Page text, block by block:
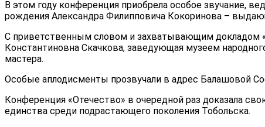
В этом году конференция приобрела особое звучание,
рождения Александра Филипповича Кокоринова –
С приветственным словом и захватывающим докладом
Константиновна Скачкова, заведующая музеем
мастера.
Особые аплодисменты прозвучали в адрес Балашовой
Конференция «Отечество» в очередной раз доказала
единства среди подрастающего поколения Тобольска.